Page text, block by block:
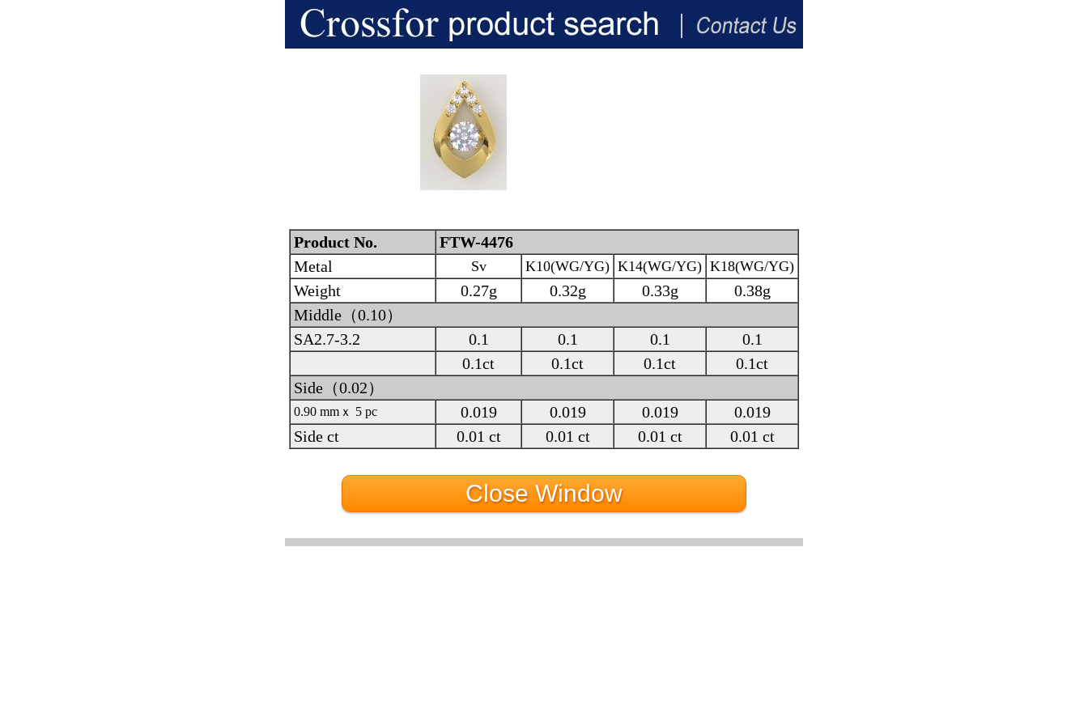
Product No.
FTW-4476
Metal
Sv K10(WG/YG) K14(WG/YG) K18(WG/YG)
Weight 0.27g 0.32g 0.33g
0.38g
Middle（0.10）
SA2.7-3.2
0.1 0.1 0.1
0.1
0.1ct
0.1ct 0.1ct
0.1ct
Side（0.02）
0.90 mmｘ 5 pc 0.019 0.019 0.019
0.019
Side ct
0.01 ct 0.01 ct 0.01 ct 0.01 ct